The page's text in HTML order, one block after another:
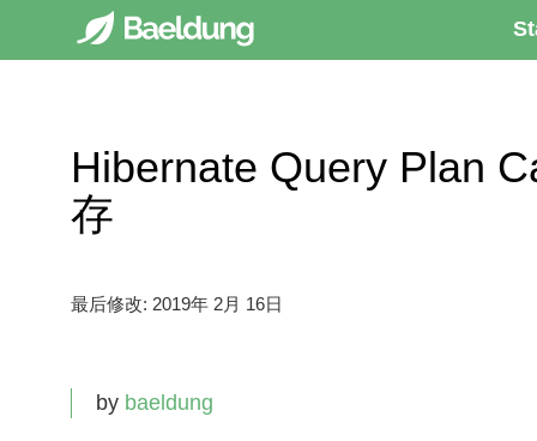
Hibernate Query Plan
存
最后修改: 2019年 2月 16日
by baeldung